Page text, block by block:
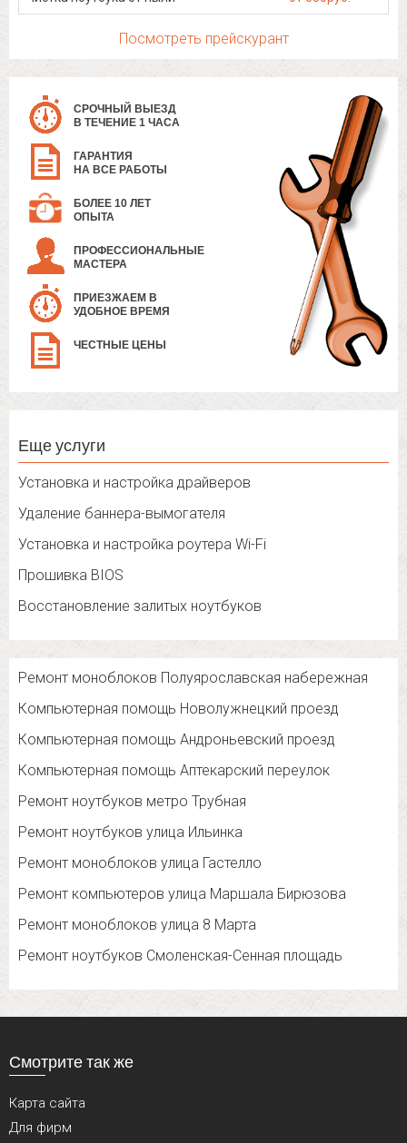
Посмотреть прейскурант
СРОЧНЫЙ ВЫЕЗД
В ТЕЧЕНИЕ 1 ЧАСА
ГАРАНТИЯ
НА ВСЕ РАБОТЫ
БОЛЕЕ 10 ЛЕТ
ОПЫТА
ПРОФЕССИОНАЛЬНЫЕ
МАСТЕРА
ПРИЕЗЖАЕМ В
УДОБНОЕ ВРЕМЯ
ЧЕСТНЫЕ ЦЕНЫ
Еще услуги
Установка и настройка драйверов
Удаление баннера-вымогателя
Установка и настройка роутера Wi-Fi
Прошивка BIOS
Восстановление залитых ноутбуков
Ремонт моноблоков Полуярославская набережная
Компьютерная помощь Новолужнецкий проезд
Компьютерная помощь Андроньевский проезд
Компьютерная помощь Аптекарский переулок
Ремонт ноутбуков метро Трубная
Ремонт ноутбуков улица Ильинка
Ремонт моноблоков улица Гастелло
Ремонт компьютеров улица Маршала Бирюзова
Ремонт моноблоков улица 8 Марта
Ремонт ноутбуков Смоленская-Сенная площадь
Смотрите так же
Карта сайта
Для фирм